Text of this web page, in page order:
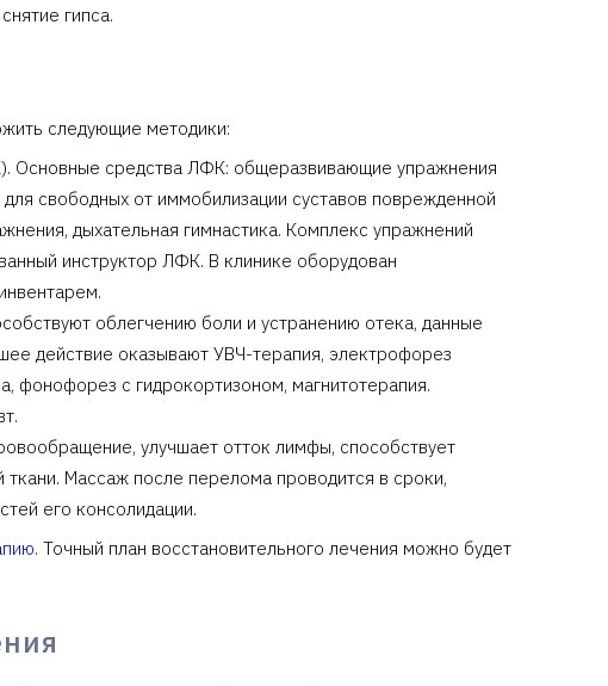
гипса.
следующие методики:
Основные средства ЛФК: общеразвивающие упражнения
свободных от иммобилизации суставов поврежденной
дыхательная гимнастика. Комплекс упражнений
инструктор ЛФК. В клинике оборудован
облегчению боли и устранению отека, данные
действие оказывают УВЧ-терапия, электрофорез
фонофорез с гидрокортизоном, магнитотерапия.
улучшает отток лимфы, способствует
Массаж после перелома проводится в сроки,
его консолидации.
. Точный план восстановительного лечения можно будет